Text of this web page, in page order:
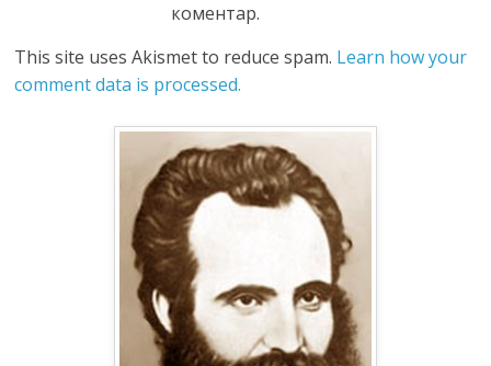
коментар.
This site uses Akismet to reduce spam. Learn how your
comment data is processed.